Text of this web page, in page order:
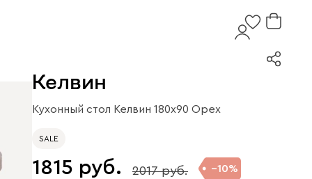
Келвин
Кухонный стол Келвин 180x90 Орех
SALE
1815 2017 10